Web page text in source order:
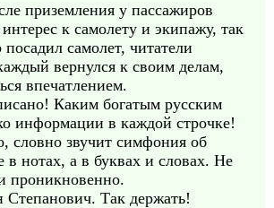
приземления у пассажиров
интерес к самолету и экипажу, так
посадил самолет, читатели
вернулся к своим делам,
впечатлением.
Каким богатым русским
информации в каждой строчке!
словно звучит симфония об
в нотах, а в буквах и словах. Не
проникновенно.
Так держать!